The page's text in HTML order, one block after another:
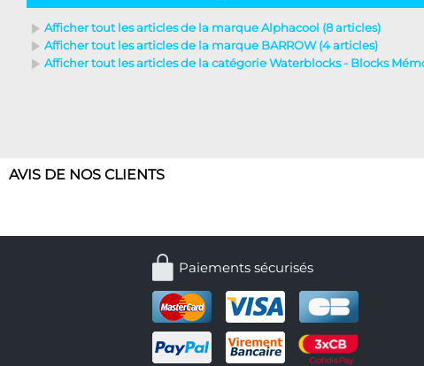
Afficher tout les articles de la marque Alphacool (8 articles)
Afficher tout les articles de la marque BARROW (4 articles)
Afficher tout les articles de la catégorie Waterblocks - Blocks
AVIS DE NOS CLIENTS
Paiements sécurisés